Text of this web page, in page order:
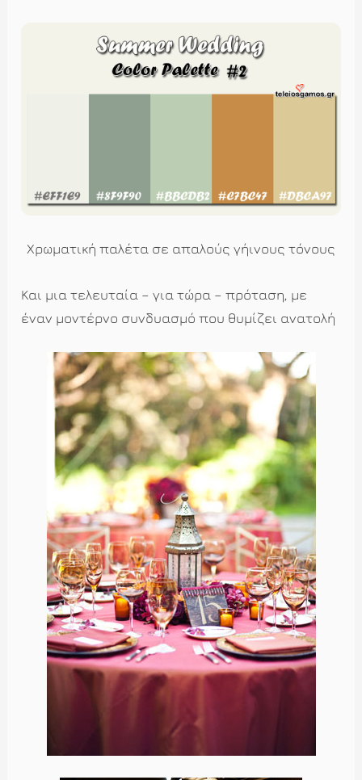
Χρωματική παλέτα σε απαλούς γήινους τόνους
Και μια τελευταία – για τώρα – πρόταση, με
έναν μοντέρνο συνδυασμό που θυμίζει ανατολή